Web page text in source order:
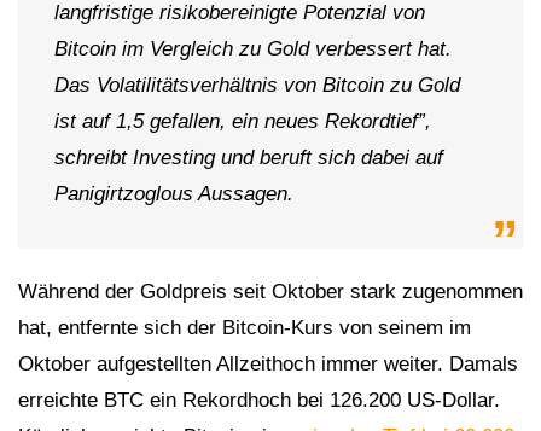
langfristige risikobereinigte Potenzial von
Bitcoin im Vergleich zu Gold verbessert hat.
Das Volatilitätsverhältnis von Bitcoin zu Gold
ist auf 1,5 gefallen, ein neues Rekordtief”,
schreibt Investing und beruft sich dabei auf
Panigirtzoglous Aussagen.
Während der Goldpreis seit Oktober stark zugenommen
hat, entfernte sich der Bitcoin-Kurs von seinem im
Oktober aufgestellten Allzeithoch immer weiter. Damals
erreichte BTC ein Rekordhoch bei 126.200 US-Dollar.